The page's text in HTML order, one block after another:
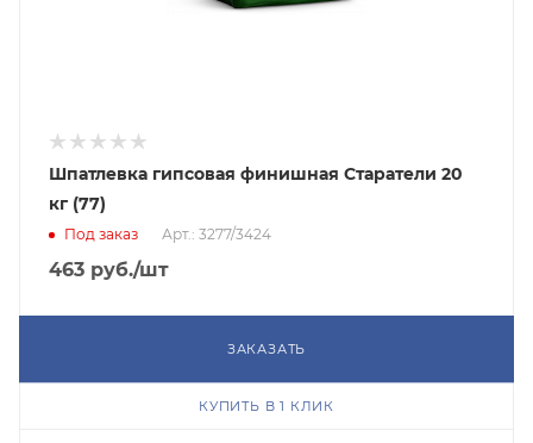
Шпатлевка гипсовая финишная Старатели 20
кг (77)
Под заказ Арт.: 3277/3424
463 руб./шт
ЗАКАЗАТЬ
КУПИТЬ В 1 КЛИК